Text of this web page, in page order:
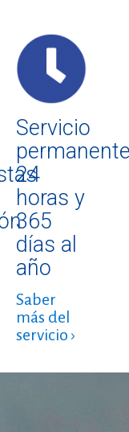
Servicio
24
horas y
365
días al
año
Saber
más del
servicio ›